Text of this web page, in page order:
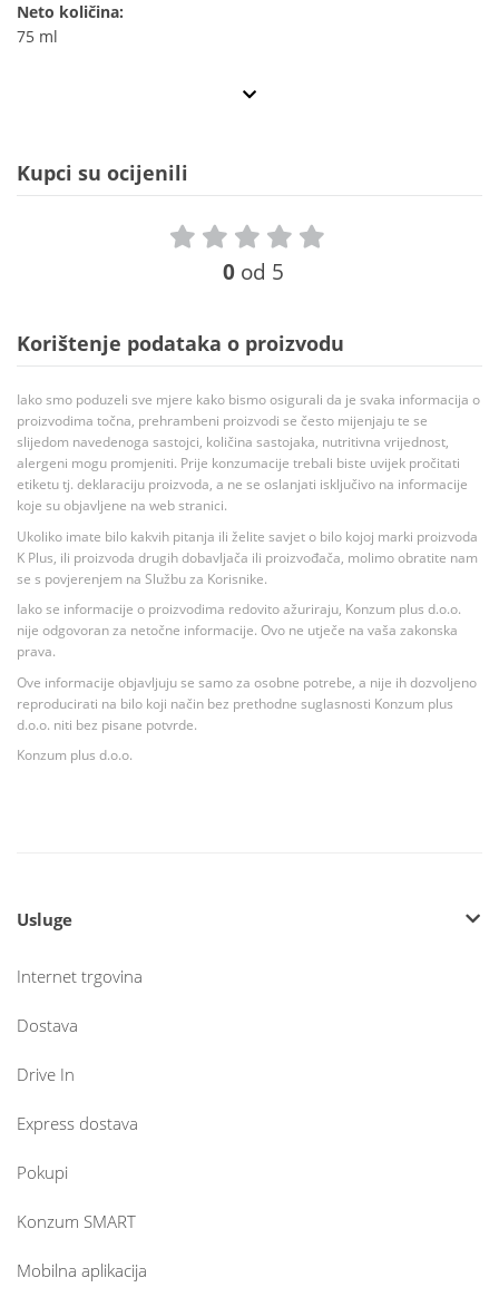
Neto količina:
75 ml
Kupci su ocijenili
0 od 5
Korištenje podataka o proizvodu
Iako smo poduzeli sve mjere kako bismo osigurali da je svaka informacija o
proizvodima točna, prehrambeni proizvodi se često mijenjaju te se
slijedom navedenoga sastojci, količina sastojaka, nutritivna vrijednost,
alergeni mogu promjeniti. Prije konzumacije trebali biste uvijek pročitati
etiketu tj. deklaraciju proizvoda, a ne se oslanjati isključivo na informacije
koje su objavljene na web stranici.
Ukoliko imate bilo kakvih pitanja ili želite savjet o bilo kojoj marki proizvoda
K Plus, ili proizvoda drugih dobavljača ili proizvođača, molimo obratite nam
se s povjerenjem na Službu za Korisnike.
Iako se informacije o proizvodima redovito ažuriraju, Konzum plus d.o.o.
nije odgovoran za netočne informacije. Ovo ne utječe na vaša zakonska
prava.
Ove informacije objavljuju se samo za osobne potrebe, a nije ih dozvoljeno
reproducirati na bilo koji način bez prethodne suglasnosti Konzum plus
d.o.o. niti bez pisane potvrde.
Konzum plus d.o.o.
Usluge
Internet trgovina
Dostava
Drive In
Express dostava
Pokupi
Konzum SMART
Mobilna aplikacija